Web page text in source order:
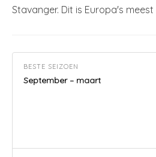
Stavanger. Dit is Europa's
BESTE SEIZOEN
September – maart